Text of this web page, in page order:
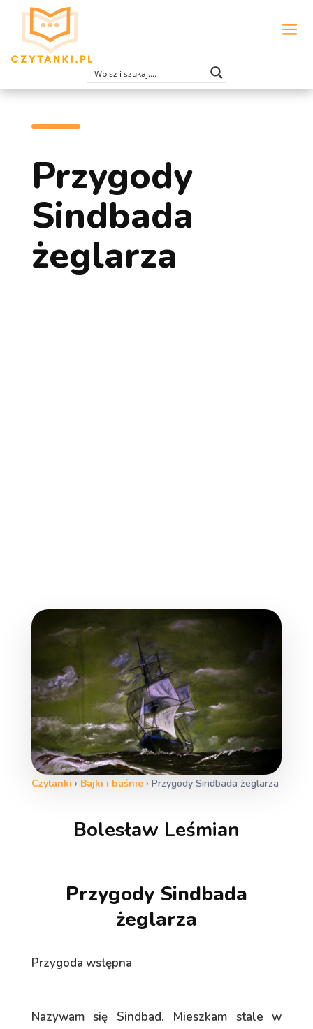
Przygody
Sindbada
żeglarza
Czytanki › Bajki i baśnie› Przygody Sindbada żeglarza
Bolesław Leśmian
Przygody Sindbada
żeglarza
Przygoda wstępna
Nazywam się Sindbad. Mieszkam stale w